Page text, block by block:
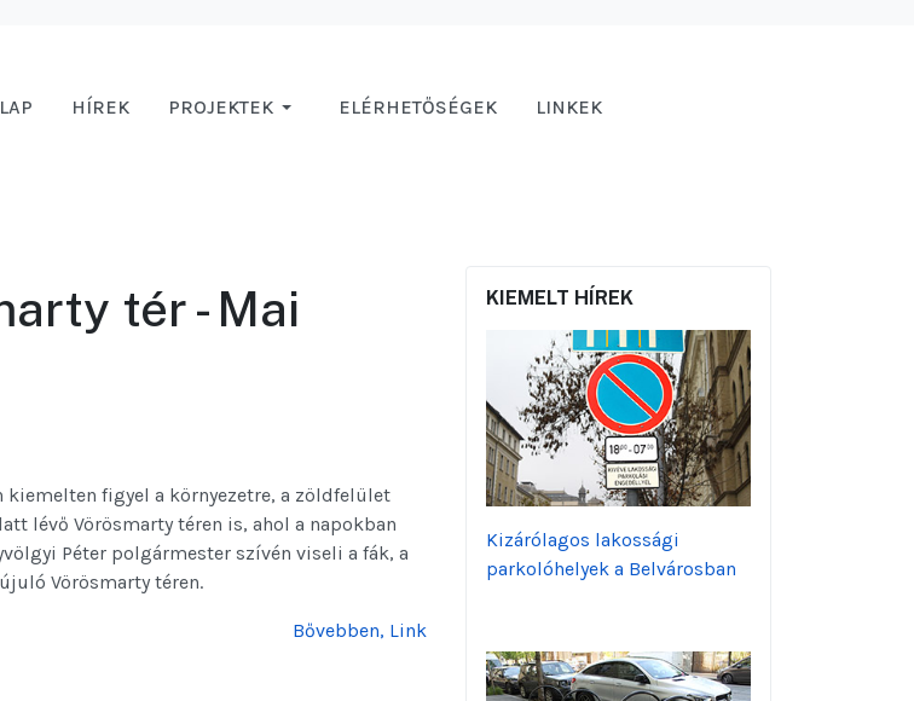
HÍREK PROJEKTEK ELÉRHETŐSÉGEK LINKEK
tér - Mai
kiemelten figyel a környezetre, a zöldfelület
lévő Vörösmarty téren is, ahol a napokban
Péter polgármester szívén viseli a fák, a
Vörösmarty téren.
Bővebben, Link
KIEMELT HÍREK
Kizárólagos lakossági
parkolóhelyek a Belvárosban